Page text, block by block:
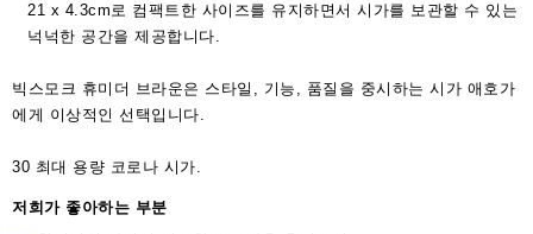
21 x 4.3cm로 컴팩트한 사이즈를 유지하면서 시가를 보관할 수 있는
넉넉한 공간을 제공합니다.
빅스모크 휴미더 브라운은 스타일, 기능, 품질을 중시하는 시가 애호가
에게 이상적인 선택입니다.
30 최대 용량 코로나 시가.
저희가 좋아하는 부분